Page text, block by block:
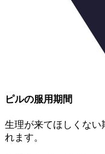
ピルの服用期間
生理が来てほしくない
れます。